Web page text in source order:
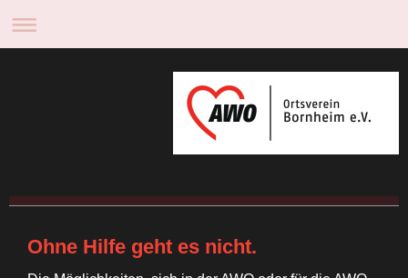
Ohne Hilfe geht es nicht.